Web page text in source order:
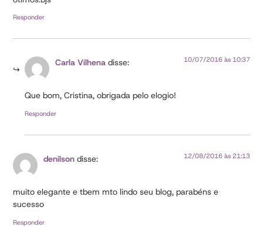
Responder
Carla Vilhena disse: 10/07/2016 às 10:37
Que bom, Cristina, obrigada pelo elogio!
Responder
denilson disse: 12/08/2016 às 21:13
muito elegante e tbem mto lindo seu blog, parabéns e
sucesso
Responder